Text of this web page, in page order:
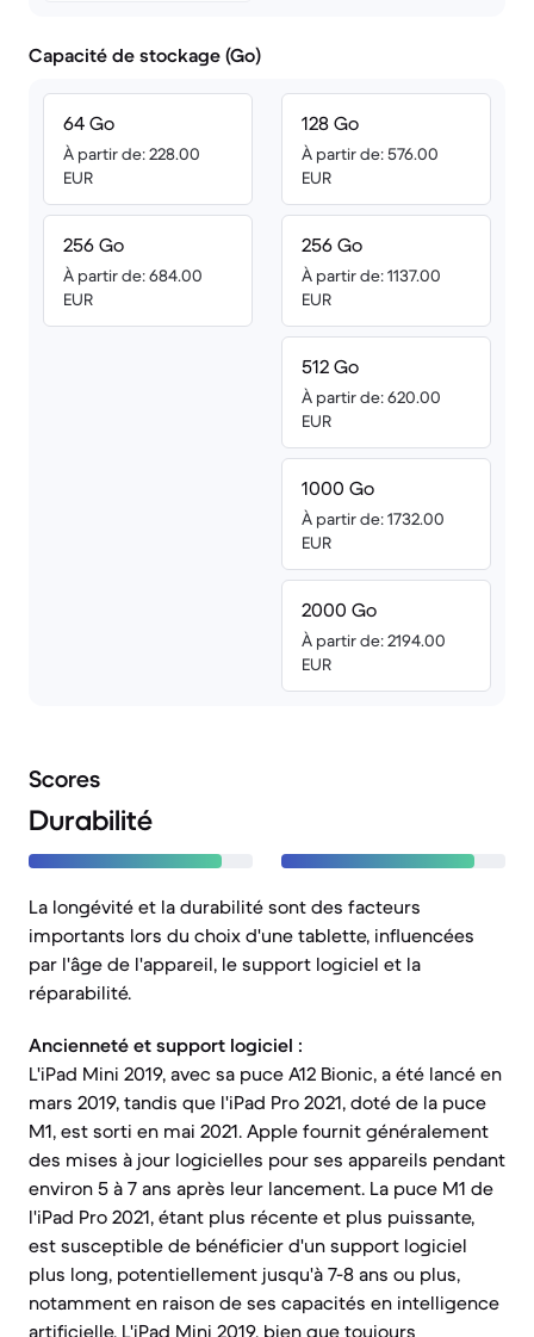
Capacité de stockage (Go)
64 Go
À partir de: 228.00
EUR
256 Go
À partir de: 684.00
EUR
128 Go
À partir de: 576.00
EUR
256 Go
À partir de: 1137.00
EUR
512 Go
À partir de: 620.00
EUR
1000 Go
À partir de: 1732.00
EUR
2000 Go
À partir de: 2194.00
EUR
Scores
Durabilité
La longévité et la durabilité sont des facteurs
importants lors du choix d'une tablette, influencées
par l'âge de l'appareil, le support logiciel et la
réparabilité.
Ancienneté et support logiciel :
L'iPad Mini 2019, avec sa puce A12 Bionic, a été lancé en
mars 2019, tandis que l'iPad Pro 2021, doté de la puce
M1, est sorti en mai 2021. Apple fournit généralement
des mises à jour logicielles pour ses appareils pendant
environ 5 à 7 ans après leur lancement. La puce M1 de
l'iPad Pro 2021, étant plus récente et plus puissante,
est susceptible de bénéficier d'un support logiciel
plus long, potentiellement jusqu'à 7-8 ans ou plus,
notamment en raison de ses capacités en intelligence
artificielle. L'iPad Mini 2019, bien que toujours